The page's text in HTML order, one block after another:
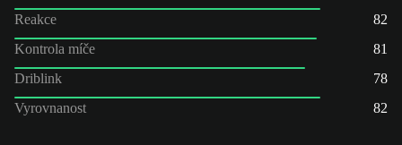
Reakce
82
Kontrola míče
81
Driblink
78
Vyrovnanost
82